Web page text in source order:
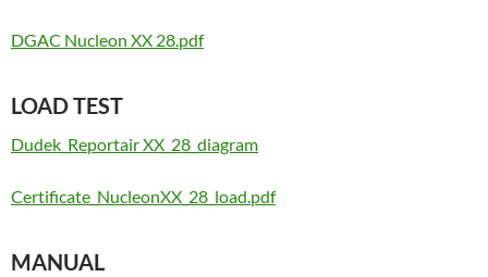
DGAC Nucleon XX 28.pdf
LOAD TEST
Dudek_Reportair XX_28_diagram
Certificate_NucleonXX_28_load.pdf
MANUAL